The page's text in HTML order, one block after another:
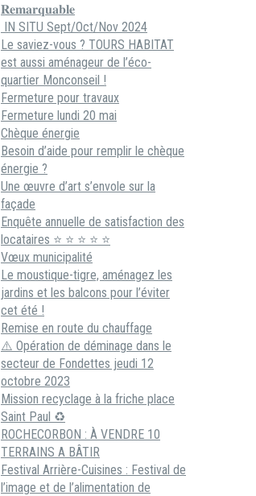
𝐑𝐞𝐦𝐚𝐫𝐪𝐮𝐚𝐛𝐥𝐞
IN SITU Sept/Oct/Nov 2024
Le saviez-vous ? TOURS HABITAT
est aussi aménageur de l’éco-
quartier Monconseil !
Fermeture pour travaux
Fermeture lundi 20 mai
Chèque énergie
Besoin d’aide pour remplir le chèque
énergie ?
Une œuvre d’art s’envole sur la
façade
Enquête annuelle de satisfaction des
locataires ⭐ ⭐ ⭐ ⭐ ⭐
Vœux municipalité
Le moustique-tigre, aménagez les
jardins et les balcons pour l’éviter
cet été !
Remise en route du chauffage
⚠️ Opération de déminage dans le
secteur de Fondettes jeudi 12
octobre 2023
Mission recyclage à la friche place
Saint Paul ♻️
ROCHECORBON : À VENDRE 10
TERRAINS A BÂTIR
Festival Arrière-Cuisines : Festival de
l’image et de l’alimentation de